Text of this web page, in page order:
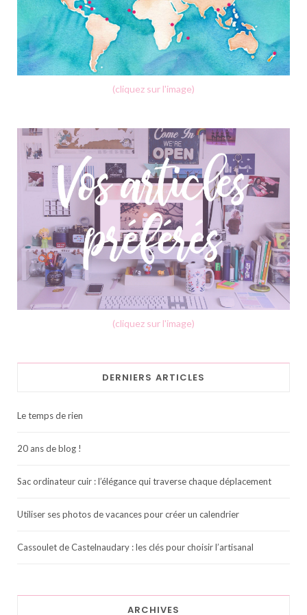
(cliquez sur l'image)
(cliquez sur l'image)
DERNIERS ARTICLES
Le temps de rien
20 ans de blog !
Sac ordinateur cuir : l’élégance qui traverse chaque déplacement
Utiliser ses photos de vacances pour créer un calendrier
Cassoulet de Castelnaudary : les clés pour choisir l’artisanal
ARCHIVES